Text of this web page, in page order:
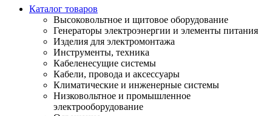
Каталог товаров
Высоковольтное и щитовое оборудование
Генераторы электроэнергии и элементы питания
Изделия для электромонтажа
Инструменты, техника
Кабеленесущие системы
Кабели, провода и аксессуары
Климатические и инженерные системы
Низковольтное и промышленное
электрооборудование